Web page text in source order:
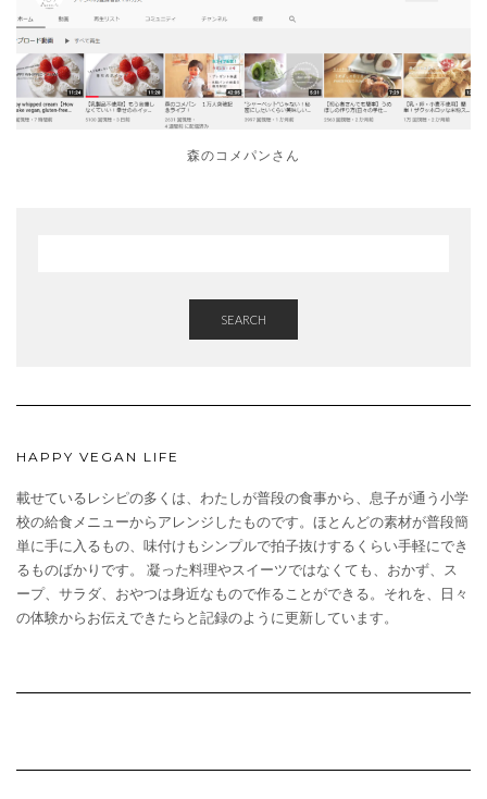
森のコメパンさん
SEARCH
HAPPY VEGAN LIFE
載せているレシピの多くは、わたしが普段の食事から、息子が通う小学
校の給食メニューからアレンジしたものです。ほとんどの素材が普段簡
単に手に入るもの、味付けもシンプルで拍子抜けするくらい手軽にでき
るものばかりです。 凝った料理やスイーツではなくても、おかず、ス
ープ、サラダ、おやつは身近なもので作ることができる。それを、日々
の体験からお伝えできたらと記録のように更新しています。